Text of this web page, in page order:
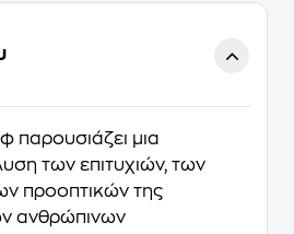
παρουσιάζει μια
των επιτυχιών, των
προοπτικών της
ανθρώπινων